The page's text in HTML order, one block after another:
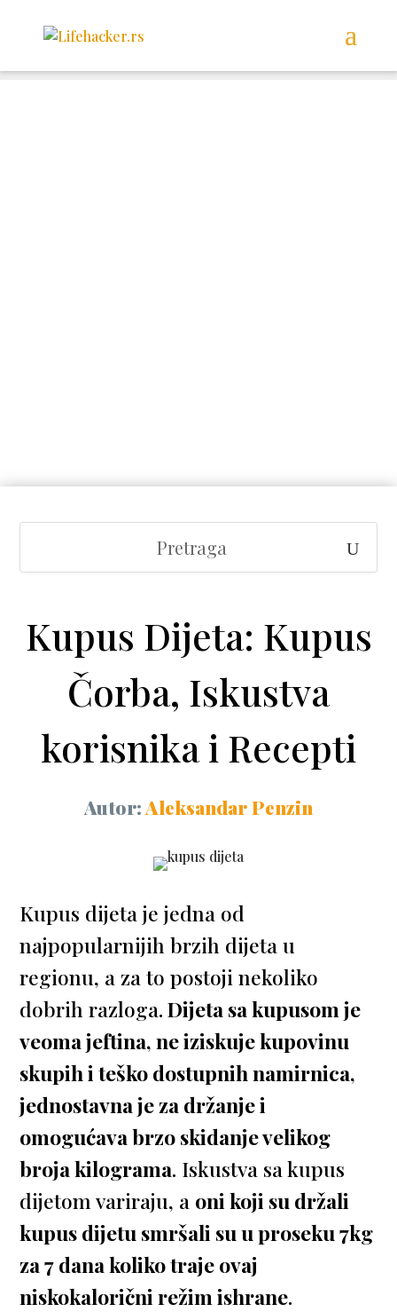
Kupus Dijeta: Kupus
Čorba, Iskustva
korisnika i Recepti
Autor:Aleksandar Penzin
Kupus dijeta je jedna od
najpopularnijih brzih dijeta u
regionu, a za to postoji nekoliko
dobrih razloga.Dijeta sa kupusom je
veoma jeftina, ne iziskuje kupovinu
skupih i teško dostupnih namirnica,
jednostavna je za držanje i
omogućava brzo skidanje velikog
broja kilograma. Iskustva sa kupus
dijetom variraju, a oni koji su držali
kupus dijetu smršali su u proseku 7kg
za 7 dana koliko traje ovaj
niskokalorični režim ishrane.